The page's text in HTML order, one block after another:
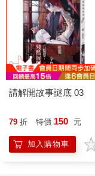
請解開故事謎底 03
79 折 特價 150 元
加入購物車